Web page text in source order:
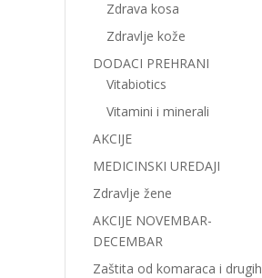
Zdrava kosa
Zdravlje kože
DODACI PREHRANI
Vitabiotics
Vitamini i minerali
AKCIJE
MEDICINSKI UREDAJI
Zdravlje žene
AKCIJE NOVEMBAR-
DECEMBAR
Zaštita od komaraca i drugih